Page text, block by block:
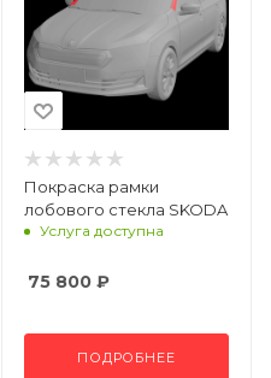
Покраска рамки
лобового стекла SKODA
Услуга доступна
75 800₽
ПОДРОБНЕЕ